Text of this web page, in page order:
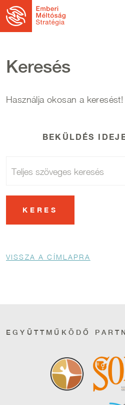
Ugrás a tartalomra
Keresés
Használja okosan a keresést!
BEKÜLDÉS
Teljes szöveges keresés
Morzsa
VISSZA A CÍMLAPRA
EGYÜTTMŰKÖDŐ